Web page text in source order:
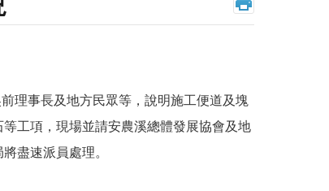
理事長及地方民眾等，說明施工便道及塊
工項，現場並請安農溪總體發展協會及地
盡速派員處理。